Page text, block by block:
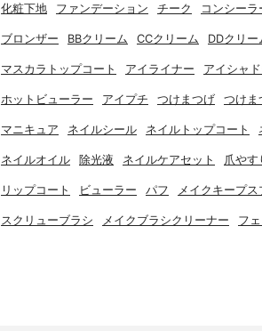
化粧下地 ファンデーション チーク コンシーラ
ブロンザー BBクリーム CCクリーム DDクリー
マスカラトップコート アイライナー アイシャド
ホットビューラー アイプチ つけまつげ つけま
マニキュア ネイルシール ネイルトップコート
ネイルオイル 除光液 ネイルケアセット 爪やす
リップコート ビューラー パフ メイクキープス
スクリューブラシ メイクブラシクリーナー フ